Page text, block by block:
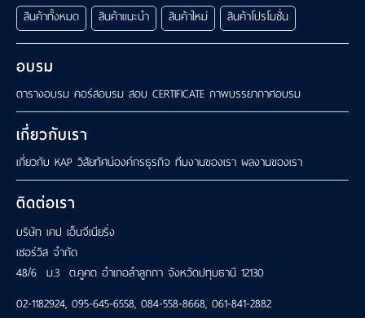
สินค้าทั้งหมด สินค้าแนะนำ สินค้าใหม่ สินค้าโปรโมชั่น
อบรม
ตารางอบรม คอร์สอบรม สอบ CERTIFICATE ภาพบรรยากาศอบรม
เกี่ยวกับเรา
เกี่ยวกับ KAP วิสัยทัศน์องค์กรธุรกิจ ทีมงานของเรา ผลงานของเรา
ติดต่อเรา
บริษัท เคป เอ็นจีเนียริ่ง
เซอร์วิส จำกัด
48/6 ม.3 ต.คูคต อำเภอลำลูกกา จังหวัดปทุมธานี 12130
02-1182924, 095-645-6558, 084-558-8668, 061-841-2882